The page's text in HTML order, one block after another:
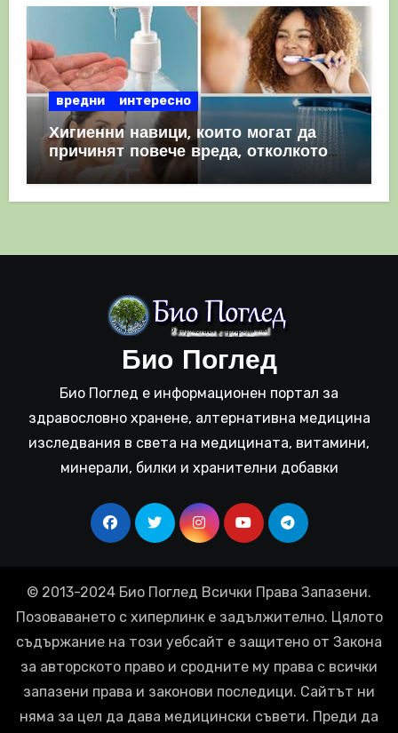
вредни интересно
Хигиенни навици, които могат да
причинят повече вреда, отколкото
полза
Био Поглед
Био Поглед е информационен портал за
здравословно хранене, алтернативна медицина
изследвания в света на медицината, витамини,
минерали, билки и хранителни добавки
© 2013-2024 Био Поглед Всички Права Запазени.
Позоваването с хиперлинк е задължително. Цялото
съдържание на този уебсайт е защитено от Закона
за авторското право и сродните му права с всички
запазени права и законови последици. Сайтът ни
няма за цел да дава медицински съвети. Преди да